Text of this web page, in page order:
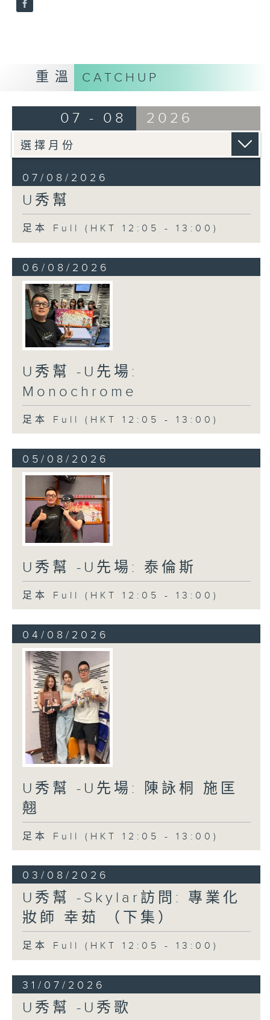
重溫 CATCHUP
07 - 08 2026
07/08/2026
U秀幫
足本 Full (HKT 12:05 - 13:00)
06/08/2026
U秀幫 -U先場:
Monochrome
足本 Full (HKT 12:05 - 13:00)
05/08/2026
U秀幫 -U先場: 泰倫斯
足本 Full (HKT 12:05 - 13:00)
04/08/2026
U秀幫 -U先場: 陳詠桐 施匡
翹
足本 Full (HKT 12:05 - 13:00)
03/08/2026
U秀幫 -Skylar訪問: 專業化
妝師 幸茹 （下集）
足本 Full (HKT 12:05 - 13:00)
31/07/2026
U秀幫 -U秀歌